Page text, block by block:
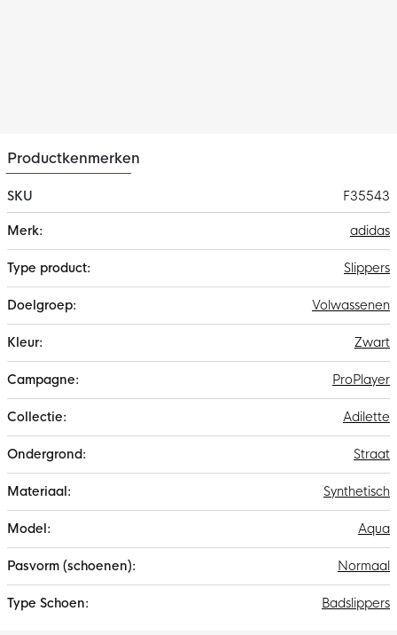
Productkenmerken
SKU
F35543
informatie
adidas
Slippers
Volwassenen
Zwart
ProPlayer
Adilette
Straat
Synthetisch
Aqua
Normaal
Badslippers